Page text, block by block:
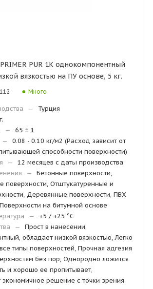
PRIMER PUR 1K однокомпонентный
вязкостью на ПУ основе, 5 кг.
112 Много
—
Турция
—
65 ± 1
—
0.08 - 0.10 кг/м2 (Расход зависит от
способности поверхности)
—
12 месяцев с даты производства
—
Бетонные поверхности,
поверхности, Отштукатуренные и
Деревянные поверхности, ПВХ
на битумной основе
—
+5 / +25 °C
—
Прост в нанесении,
обладает низкой вязкостью, Легко
типы поверхностей, Прочная адгезия
без пор, Однородно ложится
и хорошо ее пропитывает,
экономичное решение с точки зрения